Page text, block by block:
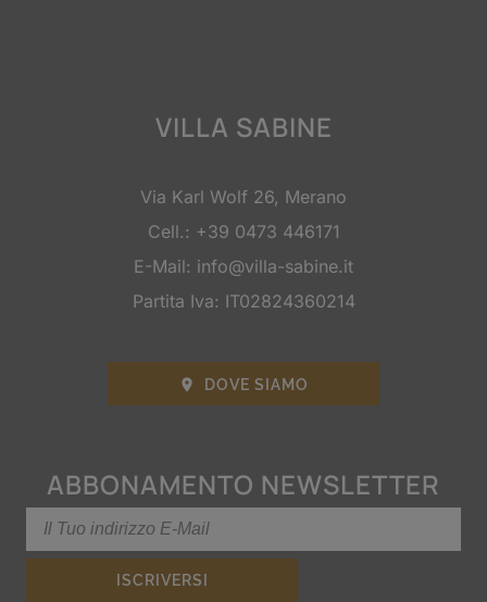
VILLA SABINE
Via Karl Wolf 26, Merano
Cell.: +39 0473 446171
E-Mail: info@villa-sabine.it
Partita Iva: IT02824360214
 DOVE SIAMO
ABBONAMENTO NEWSLETTER